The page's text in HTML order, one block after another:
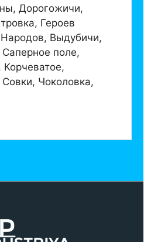
Дорогожичи,
Героев
Выдубичи,
поле,
Чоколовка,